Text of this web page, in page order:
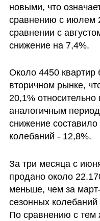
новыми, что
сравнению с июлем
сравнении с
снижение на 7,4%.
Около 4450
вторичном рынке,
20,1%
аналогичным
снижение
колебаний - 12,8%.
За три месяца с
продано около
меньше, чем за
сезонных
По сравнению с